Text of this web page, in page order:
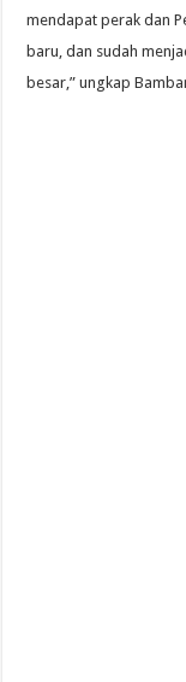
mendapat perak dan
baru, dan sudah
besar,” ungkap